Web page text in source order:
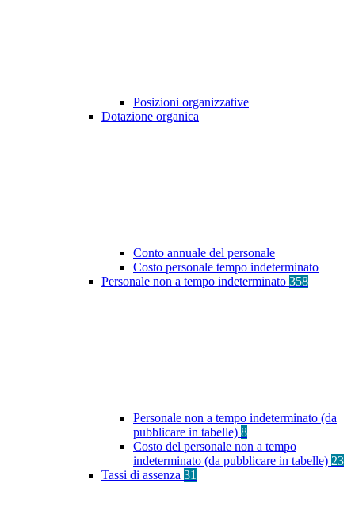
Posizioni organizzative
Dotazione organica
Conto annuale del personale
Costo personale tempo indeterminato
Personale non a tempo indeterminato 358
Personale non a tempo indeterminato (da
pubblicare in tabelle) 8
Costo del personale non a tempo
indeterminato (da pubblicare in tabelle) 23
Tassi di assenza 31